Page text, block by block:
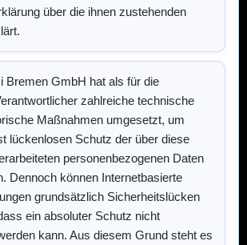
über die ihnen zustehenden
Bremen GmbH hat als für die
zahlreiche technische
Maßnahmen umgesetzt, um
lückenlosen Schutz der über diese
personenbezogenen Daten
Dennoch können Internetbasierte
grundsätzlich Sicherheitslücken
ein absoluter Schutz nicht
kann. Aus diesem Grund steht es